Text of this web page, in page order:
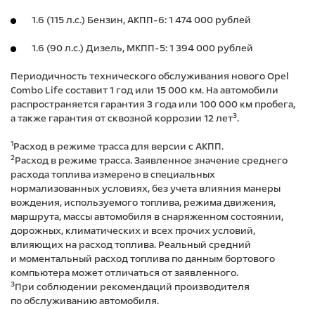
1.6 (115 л.с.) Бензин, АКПП-6: 1 474 000 рублей
1.6 (90 л.с.) Дизель, МКПП-5: 1 394 000 рублей
Периодичность технического обслуживания нового Opel
Combo Life составит 1 год или 15 000 км. На автомобили
распространяется гарантия 3 года или 100 000 км пробега,
а также гарантия от сквозной коррозии 12 лет3.
1Расход в режиме трасса для версии c АКПП.
2Расход в режиме трасса. Заявленное значение среднего
расхода топлива измерено в специальных
нормализованных условиях, без учета влияния манеры
вождения, используемого топлива, режима движения,
маршрута, массы автомобиля в снаряженном состоянии,
дорожных, климатических и всех прочих условий,
влияющих на расход топлива. Реальный средний
и моментальный расход топлива по данным бортового
компьютера может отличаться от заявленного.
3При соблюдении рекомендаций производителя
по обслуживанию автомобиля.